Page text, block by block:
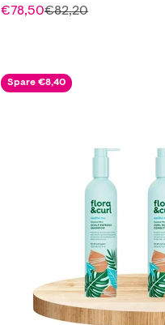
Angebot
€78,50Regulärer Preis
€82,20
Spare €8,40